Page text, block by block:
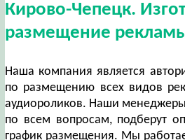
Кирово-Чепецк.
размещение
Наша компания является
по размещению всех видов
аудиороликов. Наши менеджеры
по всем вопросам, подберут
график размещения. Мы